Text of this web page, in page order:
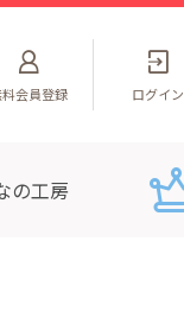
会員登録 ログイン
の工房